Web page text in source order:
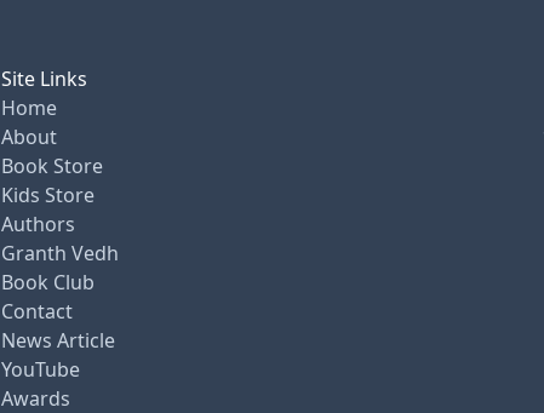
Site Links
Home
About
Book Store
Kids Store
Authors
Granth Vedh
Book Club
Contact
News Article
YouTube
Awards